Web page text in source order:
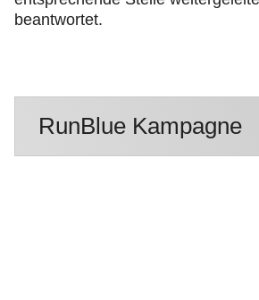
beantwortet.
RunBlue Kampagne